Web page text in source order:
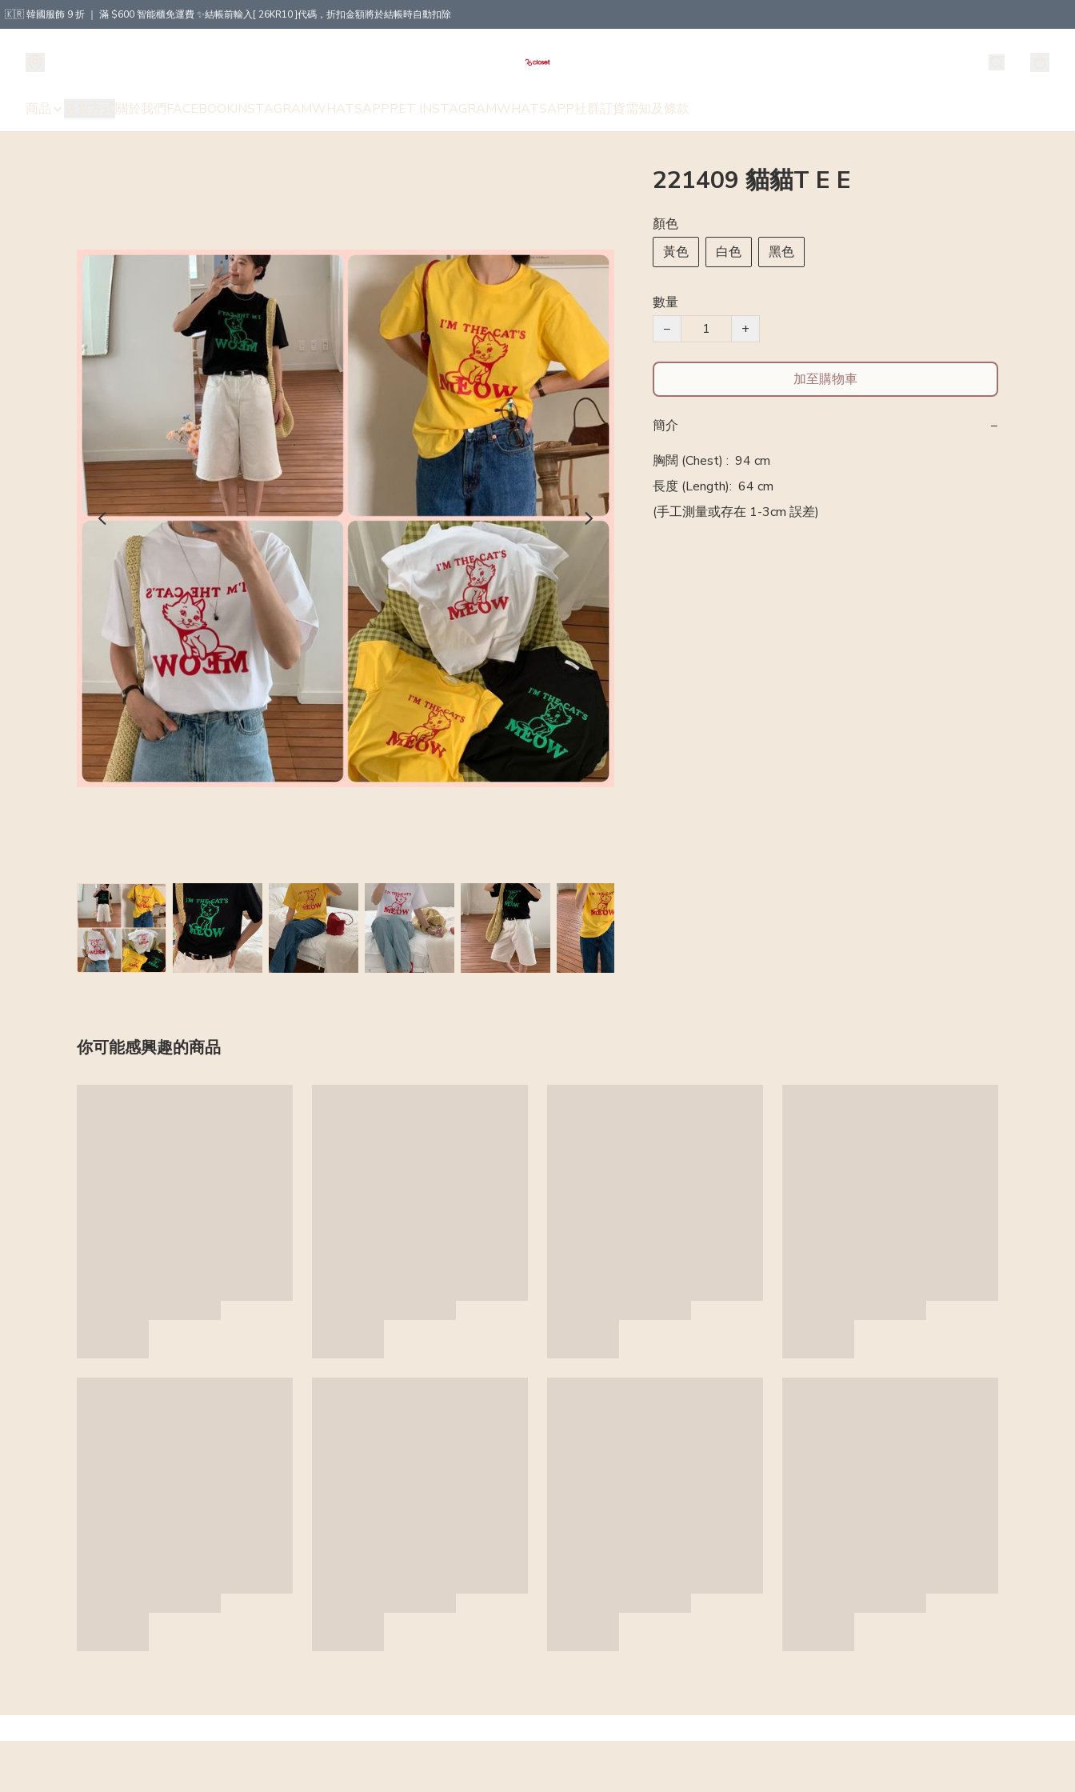
🇰🇷 韓國服飾 9 折 ｜ 滿 $600 智能櫃免運費 ✨結帳前輸入[ 26KR10 ]代碼，折扣金額將於結帳時自動扣除
商品 關於我們FACEBOOKINSTAGRAMWHATSAPPPET INSTAGRAMWHATSAPP社群訂貨需知及條款
221409 貓貓T E E
顏色
黃色
白色 黑色
數量
−
+
加至購物車
簡介
−
胸闊 (Chest) :  94 cm
長度 (Length):  64 cm
(手工測量或存在 1-3cm 誤差)
你可能感興趣的商品